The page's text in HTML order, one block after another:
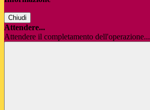
Chiudi
Attendere...
Attendere il completamento dell'operazione...